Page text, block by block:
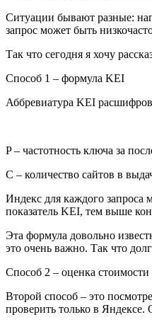
Ситуации бывают разные:
запрос может быть
Так что сегодня я хочу
Способ 1 – формула KEI
Аббревиатура KEI
P – частотность ключа за
C – количество сайтов в
Индекс для каждого запроса
показатель KEI, тем выше
Эта формула довольно
это очень важно. Так что
Способ 2 – оценка
Второй способ – это
проверить только в